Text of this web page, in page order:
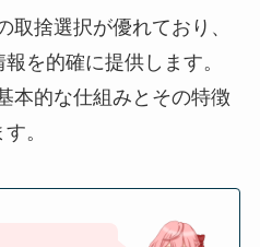
取捨選択が優れており、
を的確に提供します。
本的な仕組みとその特徴
。